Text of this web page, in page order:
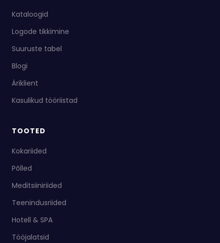
Kataloogid
Logode tikkimine
Suuruste tabel
Blogi
Äriklient
Kasulikud tööriistad
TOOTED
Kokariided
Põlled
Meditsiiniriided
Teenindusriided
Hotell & SPA
Tööjalatsid